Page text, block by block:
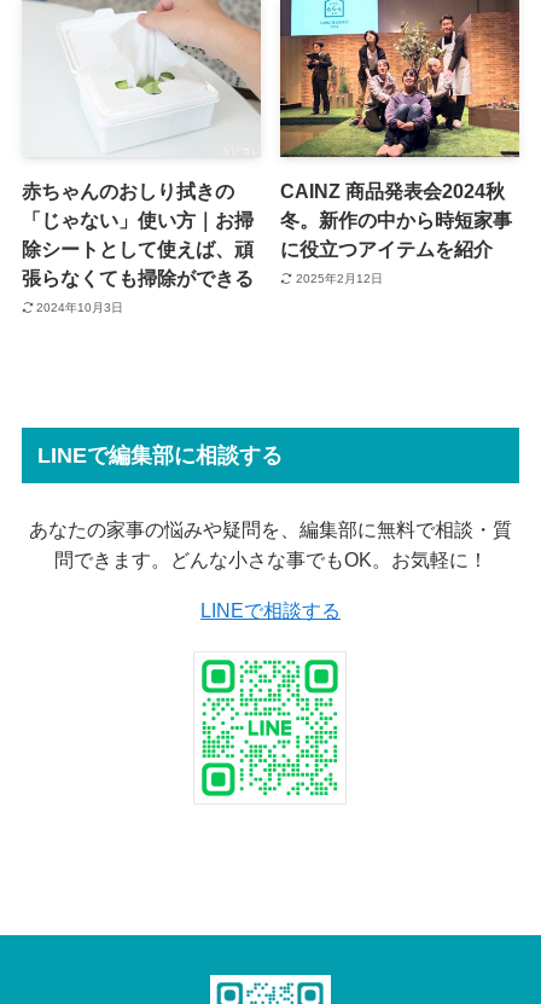
赤ちゃんのおしり拭きの
「じゃない」使い方｜お掃
除シートとして使えば、頑
張らなくても掃除ができる
2024年10月3日
CAINZ 商品発表会2024秋
冬。新作の中から時短家事
に役立つアイテムを紹介
2025年2月12日
LINEで編集部に相談する
あなたの家事の悩みや疑問を、編集部に無料で相談・質
問できます。どんな小さな事でもOK。お気軽に！
LINEで相談する